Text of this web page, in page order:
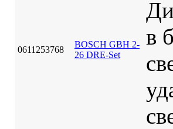
0611253768
BOSCH GBH 2-
26 DRE-Set
в